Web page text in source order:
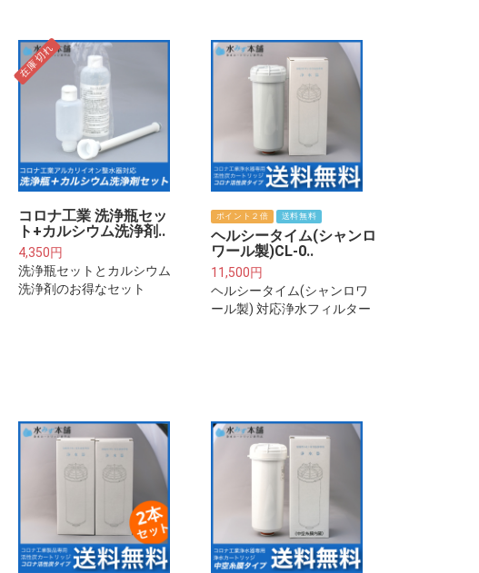
ません。
在庫切れ
コロナ工業 洗浄瓶セッ
ト+カルシウム洗浄剤..
4,350円
洗浄瓶セットとカルシウム
洗浄剤のお得なセット
ポイント２倍 送料無料
ヘルシータイム(シャンロ
ワール製)CL-0..
11,500円
ヘルシータイム(シャンロワ
ール製) 対応浄水フィルター